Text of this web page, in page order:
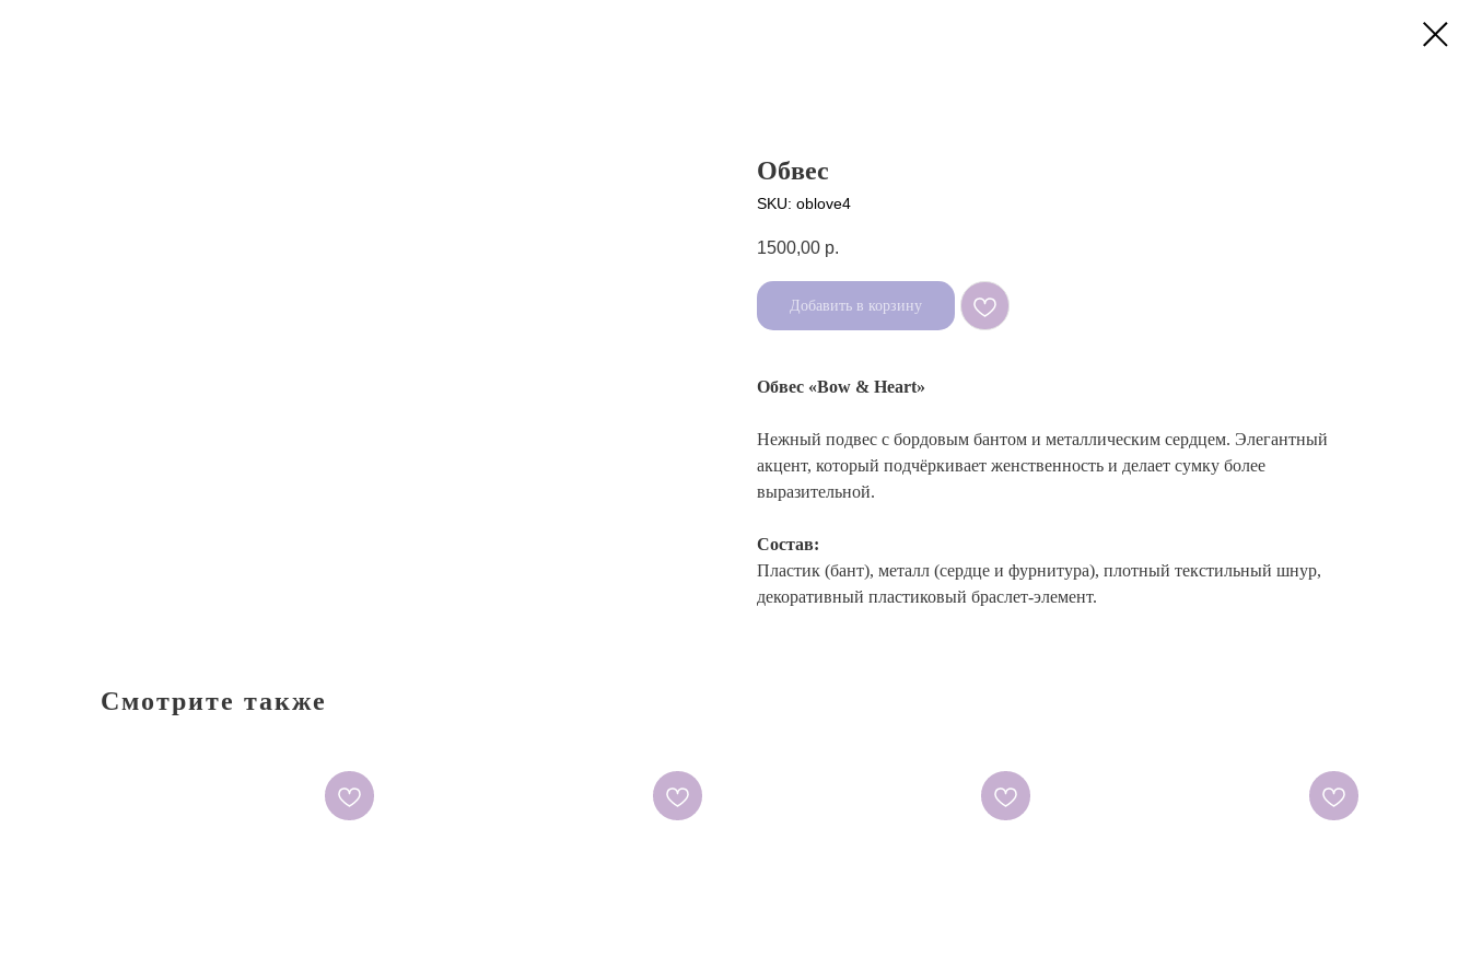
Обвес
SKU: oblove4
1500,00 р.
Добавить в корзину
Обвес «Bow & Heart»
Нежный подвес с бордовым бантом и металлическим сердцем. Элегантный
акцент, который подчёркивает женственность и делает сумку более
выразительной.
Состав:
Пластик (бант), металл (сердце и фурнитура), плотный текстильный шнур,
декоративный пластиковый браслет-элемент.
Смотрите также